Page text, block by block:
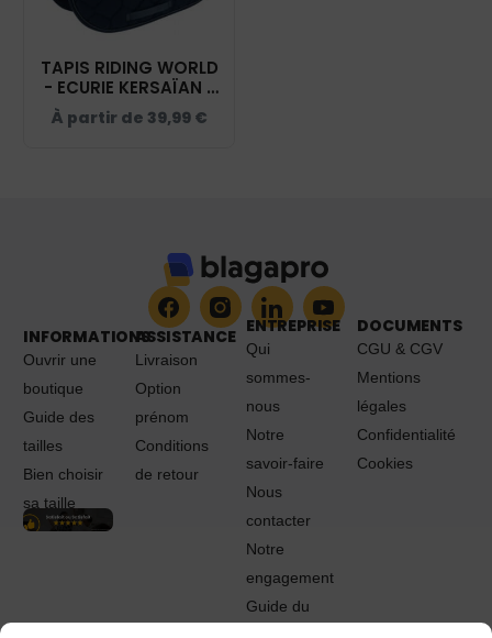
TAPIS RIDING WORLD
- ECURIE KERSAÏAN -
NAVY - 20453
À partir de 39,99 €
INFORMATIONS
Ouvrir une
boutique
Guide des
tailles
Bien choisir
sa taille
ASSISTANCE
Livraison
Option
prénom
Conditions
de retour
ENTREPRISE
Qui
sommes-
nous
Notre
savoir-faire
Nous
contacter
Notre
engagement
Guide du
DOCUMENTS
CGU & CGV
Mentions
légales
Confidentialité
Cookies